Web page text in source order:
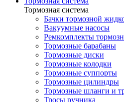
Тормозная система
Бачки тормозной
Вакуумные насосы
Ремкомплекты
Тормозные барабаны
Тормозные диски
Тормозные колодки
Тормозные суппорты
Тормозные цилиндры
Тормозные шланги и
Тросы ручника